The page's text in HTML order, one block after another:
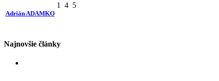
Adrián ADAMKO
1 4 5
Najnovšie články